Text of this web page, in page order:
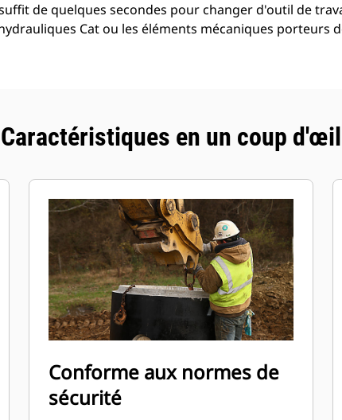
de quelques secondes pour changer d'outil de
Cat ou les éléments mécaniques porteurs
Caractéristiques en un coup d'œil
Conforme aux normes de
sécurité